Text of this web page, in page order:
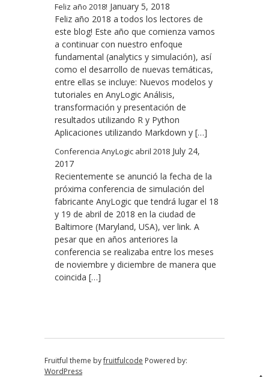
Feliz año 2018! January 5, 2018
Feliz año 2018 a todos los lectores de
este blog! Este año que comienza vamos
a continuar con nuestro enfoque
fundamental (analytics y simulación), así
como el desarrollo de nuevas temáticas,
entre ellas se incluye: Nuevos modelos y
tutoriales en AnyLogic Análisis,
transformación y presentación de
resultados utilizando R y Python
Aplicaciones utilizando Markdown y […]
Conferencia AnyLogic abril 2018 July 24,
2017
Recientemente se anunció la fecha de la
próxima conferencia de simulación del
fabricante AnyLogic que tendrá lugar el 18
y 19 de abril de 2018 en la ciudad de
Baltimore (Maryland, USA), ver link. A
pesar que en años anteriores la
conferencia se realizaba entre los meses
de noviembre y diciembre de manera que
coincida […]
Fruitful theme byfruitfulcode Powered by:
WordPress